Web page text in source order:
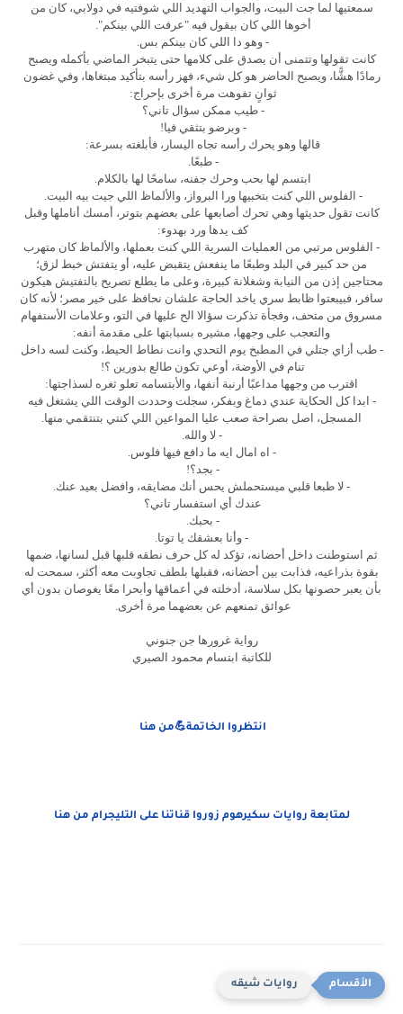
سمعتيها لما جت البيت، والجواب التهديد اللي شوفتيه في دولابي، كان من
أخوها اللي كان بيقول فيه "عرفت اللي بينكم".
- وهو دا اللي كان بينكم بس.
كانت تقولها وتتمنى أن يصدق على كلامها حتى يتبخر الماضي بأكمله ويصبح
رمادًا هشًّا، ويصبح الحاضر هو كل شيء، فهز رأسه بتأكيد مبتغاها، وفي غضون
ثوانٍ تفوهت مرة أخرى بإحراج:
- طيب ممكن سؤال تاني؟
- وبرضو بتثقي فيا!
قالها وهو يحرك رأسه تجاه اليسار، فأبلغته بسرعة:
- طبعًا.
ابتسم لها بحب وحرك جفنه، سامحًا لها بالكلام.
- الفلوس اللي كنت بتخبيها ورا البرواز، والألماظ اللي جيت بيه البيت.
كانت تقول حديثها وهي تحرك أصابعها على بعضهم بتوتر، أمسك أناملها وقبل
كف يدها ورد بهدوء:
- الفلوس مرتبي من العمليات السرية اللي كنت بعملها، والألماظ كان متهرب
من حد كبير في البلد وطبعًا ما ينفعش يتقبض عليه، أو يتفتش خبط لزق؛
محتاجين إذن من النيابة وشغلانة كبيرة، وعلى ما يطلع تصريح بالتفتيش هيكون
سافر، فبيبعتوا ظابط سري ياخد الحاجة علشان نحافظ على خير مصر؛ لأنه كان
مسروق من متحف، وفجأة تذكرت سؤالا الح عليها في التو، وعلامات الأستفهام
والتعجب على وجهها، مشيره بسبابتها على مقدمة أنفه:
- طب أزاي جتلي في المطبخ يوم التحدي وانت نطاط الحيط، وكنت لسه داخل
تنام في الأوضة، أوعي تكون طالع بدورين ؟!
اقترب من وجهها مداعبًا أرنبة أنفها، والأبتسامه تعلو ثغره لسذاجتها:
- ابدا كل الحكاية عندي دماغ وبفكر، سجلت وحددت الوقت اللي يشتغل فيه
المسجل، اصل بصراحة صعب عليا المواعين اللي كنتي بتنتقمي منها.
- لا والله.
- اه امال ايه ما دافع فيها فلوس.
- بجد؟!
- لا طبعا قلبي ميستحملش يحس أنك مضايقه، وافضل بعيد عنك.
عندك أي استفسار تاني؟
- بحبك.
- وأنا بعشقك يا توتا.
ثم استوطنت داخل أحضانه، تؤكد له كل حرف نطقه قلبها قبل لسانها، ضمها
بقوة بذراعيه، فذابت بين أحضانه، فقبلها بلطف تجاوبت معه أكثر، سمحت له
بأن يعبر حصونها بكل سلاسة، أدخلته في أعماقها وأبحرا معًا يغوصان بدون أي
عوائق تمنعهم عن بعضهما مرة أخرى.
رواية غرورها جن جنوني
للكاتبة ابتسام محمود الصيري
انتظروا الخاتمة💪من هنا
لمتابعة روايات سكيرهوم زوروا قناتنا على التليجرام من هنا
روايات شيقه